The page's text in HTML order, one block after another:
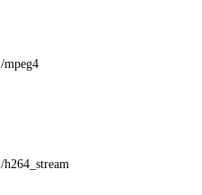
/mpeg4
/h264_stream